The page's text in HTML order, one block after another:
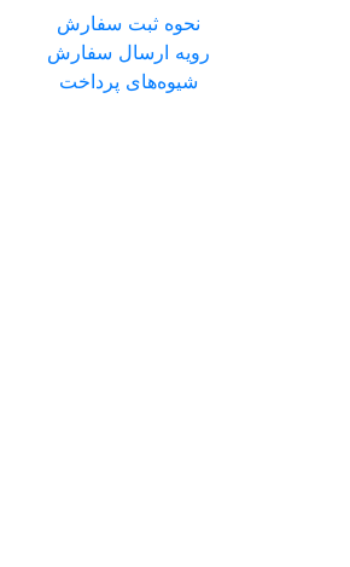
نحوه ثبت سفارش
رویه ارسال سفارش
شیوه‌های پرداخت